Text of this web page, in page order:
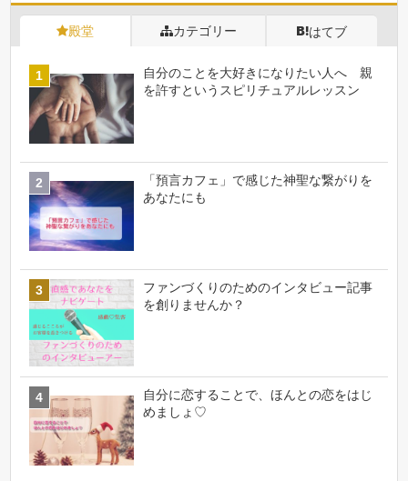
殿堂 カテゴリー はてブ
自分のことを大好きになりたい人へ 親
を許すというスピリチュアルレッスン
「預言カフェ」で感じた神聖な繋がりを
あなたにも
ファンづくりのためのインタビュー記事
を創りませんか？
自分に恋することで、ほんとの恋をはじ
めましょ♡